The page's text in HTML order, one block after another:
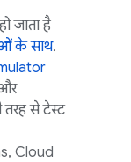
जाता है
के साथ.
से टेस्ट
, Cloud